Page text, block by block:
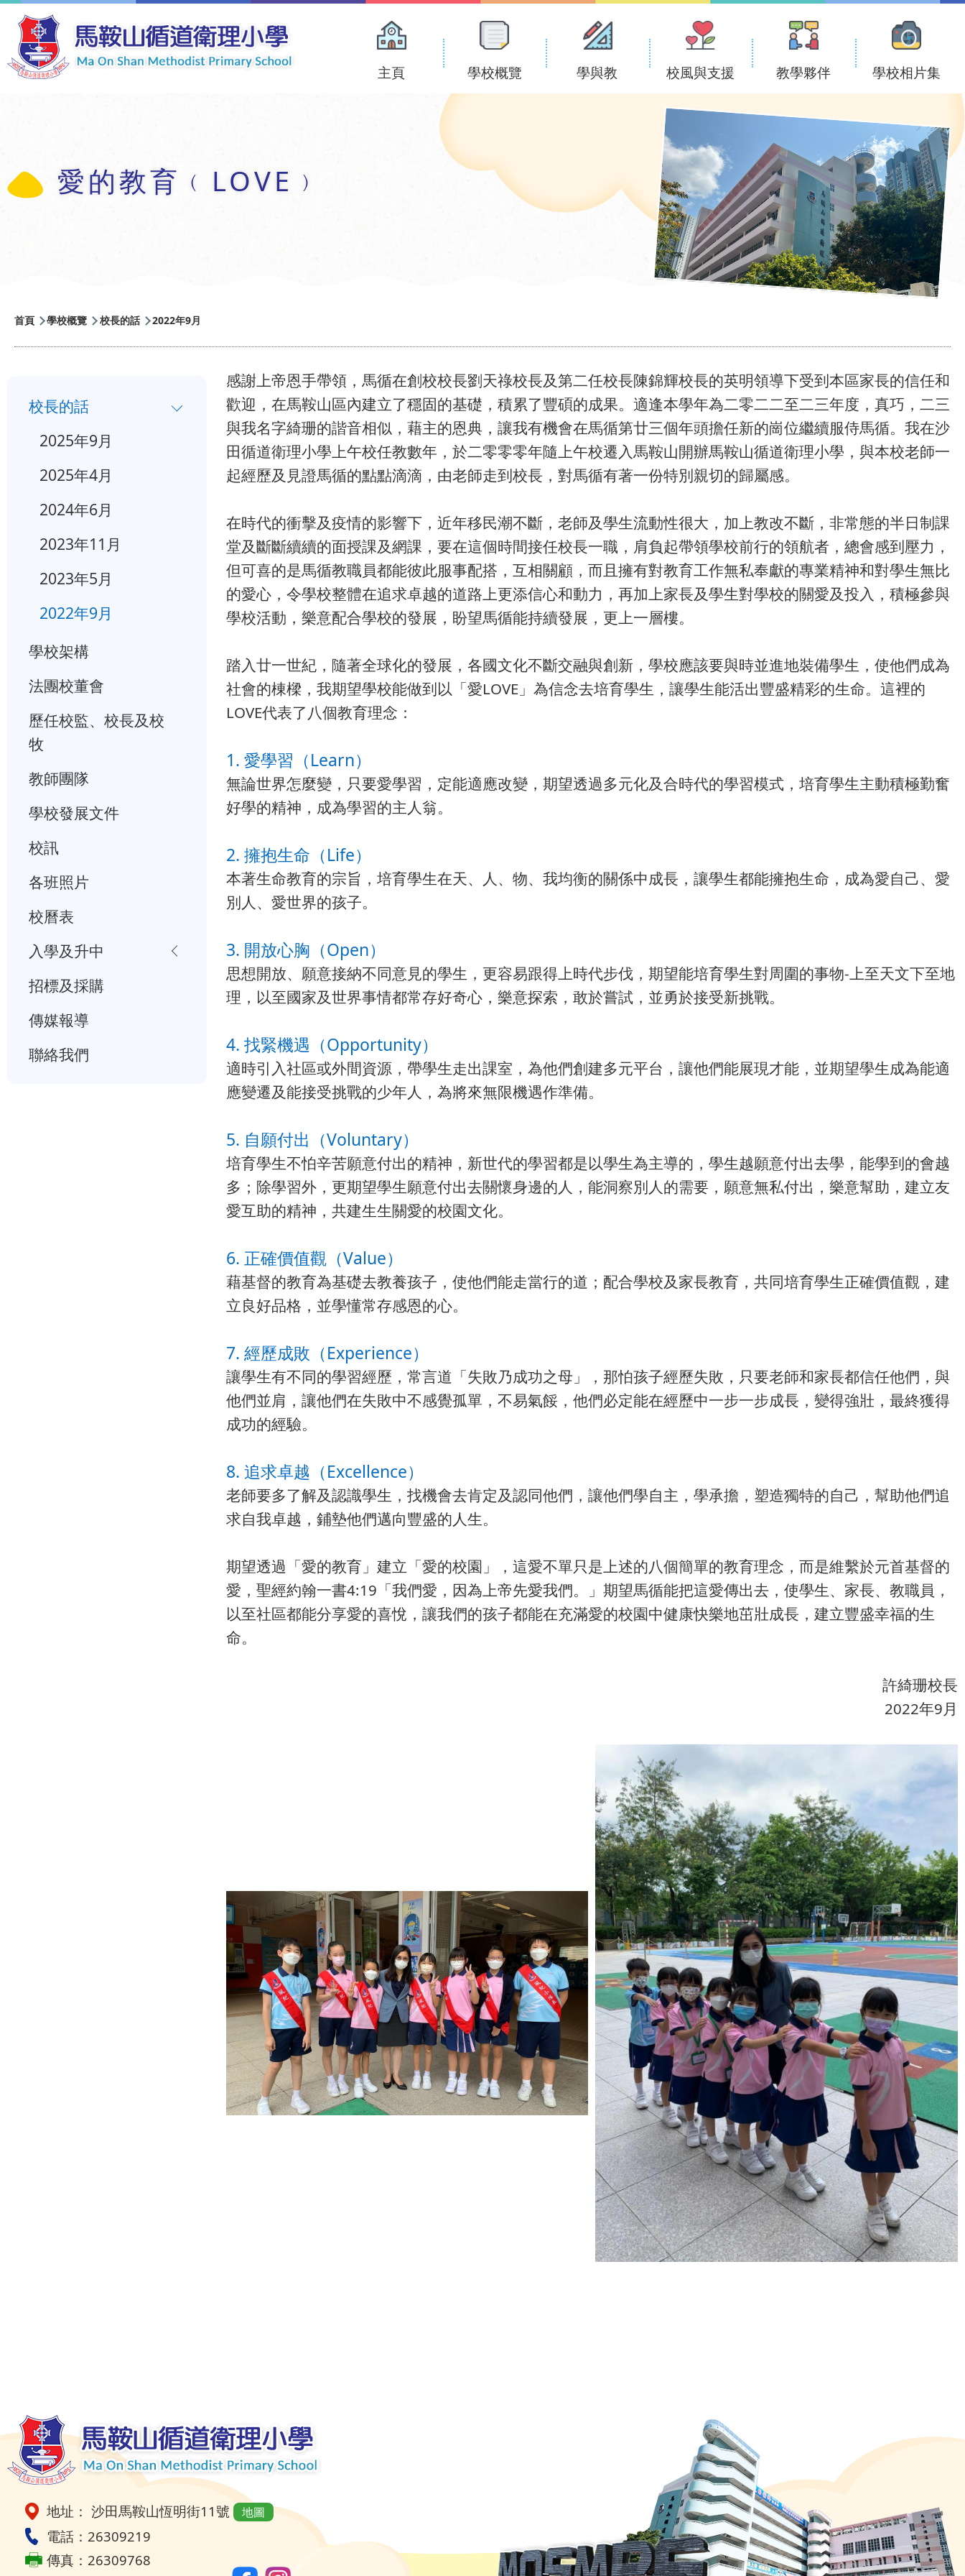
移至主內容
Main
navigation
主頁 學校概覽 學與教 校風與支援 教學夥伴 學校相片集
愛的教育﹙LOVE﹚
導
航
結
首頁 學校概覽 校長的話 2022年9月
感謝上帝恩手帶領，馬循在創校校長劉天祿校長及第二任校長陳錦輝校長的英明領導下受到本區家長的信任和
歡迎，在馬鞍山區內建立了穩固的基礎，積累了豐碩的成果。適逢本學年為二零二二至二三年度，真巧，二三
與我名字綺珊的諧音相似，藉主的恩典，讓我有機會在馬循第廿三個年頭擔任新的崗位繼續服侍馬循。我在沙
田循道衛理小學上午校任教數年，於二零零零年隨上午校遷入馬鞍山開辦馬鞍山循道衛理小學，與本校老師一
起經歷及見證馬循的點點滴滴，由老師走到校長，對馬循有著一份特別親切的歸屬感。
在時代的衝擊及疫情的影響下，近年移民潮不斷，老師及學生流動性很大，加上教改不斷，非常態的半日制課
堂及斷斷續續的面授課及網課，要在這個時間接任校長一職，肩負起帶領學校前行的領航者，總會感到壓力，
但可喜的是馬循教職員都能彼此服事配搭，互相關顧，而且擁有對教育工作無私奉獻的專業精神和對學生無比
的愛心，令學校整體在追求卓越的道路上更添信心和動力，再加上家長及學生對學校的關愛及投入，積極參與
學校活動，樂意配合學校的發展，盼望馬循能持續發展，更上一層樓。
踏入廿一世紀，隨著全球化的發展，各國文化不斷交融與創新，學校應該要與時並進地裝備學生，使他們成為
社會的棟樑，我期望學校能做到以「愛LOVE」為信念去培育學生，讓學生能活出豐盛精彩的生命。這裡的
LOVE代表了八個教育理念：
1. 愛學習（Learn）
無論世界怎麼變，只要愛學習，定能適應改變，期望透過多元化及合時代的學習模式，培育學生主動積極勤奮
好學的精神，成為學習的主人翁。
2. 擁抱生命（Life）
本著生命教育的宗旨，培育學生在天、人、物、我均衡的關係中成長，讓學生都能擁抱生命，成為愛自己、愛
別人、愛世界的孩子。
3. 開放心胸（Open）
思想開放、願意接納不同意見的學生，更容易跟得上時代步伐，期望能培育學生對周圍的事物-上至天文下至地
理，以至國家及世界事情都常存好奇心，樂意探索，敢於嘗試，並勇於接受新挑戰。
4. 找緊機遇（Opportunity）
適時引入社區或外間資源，帶學生走出課室，為他們創建多元平台，讓他們能展現才能，並期望學生成為能適
應變遷及能接受挑戰的少年人，為將來無限機遇作準備。
5. 自願付出（Voluntary）
培育學生不怕辛苦願意付出的精神，新世代的學習都是以學生為主導的，學生越願意付出去學，能學到的會越
多；除學習外，更期望學生願意付出去關懷身邊的人，能洞察別人的需要，願意無私付出，樂意幫助，建立友
愛互助的精神，共建生生關愛的校園文化。
6. 正確價值觀（Value）
藉基督的教育為基礎去教養孩子，使他們能走當行的道；配合學校及家長教育，共同培育學生正確價值觀，建
立良好品格，並學懂常存感恩的心。
7. 經歷成敗（Experience）
讓學生有不同的學習經歷，常言道「失敗乃成功之母」，那怕孩子經歷失敗，只要老師和家長都信任他們，與
他們並肩，讓他們在失敗中不感覺孤單，不易氣餒，他們必定能在經歷中一步一步成長，變得強壯，最終獲得
成功的經驗。
8. 追求卓越（Excellence）
老師要多了解及認識學生，找機會去肯定及認同他們，讓他們學自主，學承擔，塑造獨特的自己，幫助他們追
求自我卓越，鋪墊他們邁向豐盛的人生。
期望透過「愛的教育」建立「愛的校園」，這愛不單只是上述的八個簡單的教育理念，而是維繫於元首基督的
愛，聖經約翰一書4:19「我們愛，因為上帝先愛我們。」期望馬循能把這愛傳出去，使學生、家長、教職員，
以至社區都能分享愛的喜悅，讓我們的孩子都能在充滿愛的校園中健康快樂地茁壯成長，建立豐盛幸福的生
命。
許綺珊校長
2022年9月
一校長的話
2025年9月
2025年4月
2024年6月
2023年11月
2023年5月
2022年9月
學校架構
法團校董會
歷任校監、校長及校
牧
教師團隊
學校發展文件
校訊
各班照片
校曆表
入學及升中
招標及採購
傳媒報導
聯絡我們
地址： 沙田馬鞍山恆明街11號 地圖
電話：26309219
傳真：26309768